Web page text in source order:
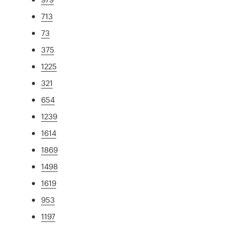
713
73
375
1225
321
654
1239
1614
1869
1498
1619
953
1197